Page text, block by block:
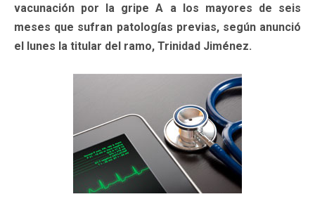
vacunación por la gripe A a los mayores de seis
meses que sufran patologías previas, según anunció
el lunes la titular del ramo, Trinidad Jiménez.